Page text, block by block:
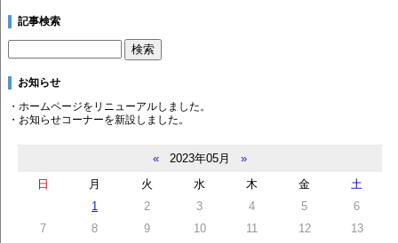
記事検索
お知らせ
・ホームページをリニューアルしました。
・お知らせコーナーを新設しました。
« 2023年05月
»
日
月 火 水 木 金
土
1
2 3 4 5
6
7
8 9 10 11 12
13